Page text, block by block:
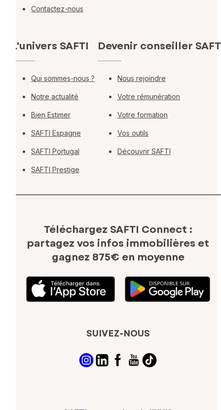
Contactez-nous
L'univers SAFTI
Qui sommes-nous ?
Notre actualité
Bien Estimer
SAFTI Espagne
SAFTI Portugal
SAFTI Prestige
Devenir conseiller
Nous rejoindre
Votre rémunération
Votre formation
Vos outils
Découvrir SAFTI
Téléchargez SAFTI Connect :
partagez vos infos immobilières et
gagnez 875€ en moyenne
SUIVEZ-NOUS